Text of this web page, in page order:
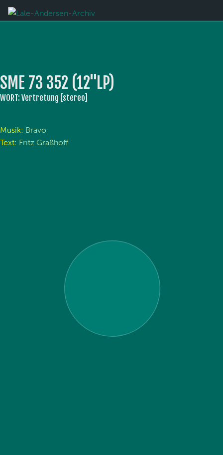
SME 73 352 (12''LP)
WORT: Vertretung [stereo]
Musik: Bravo
Text: Fritz Graßhoff